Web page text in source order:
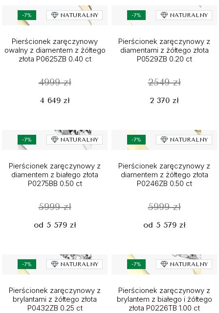
-7% NATURALNY
Pierścionek zaręczynowy
owalny z diamentem z żółtego
złota P0625ZB 0.40 ct
4999 zł
4 649 zł
-7% NATURALNY
Pierścionek zaręczynowy z
diamentami z żółtego złota
P0529ZB 0.20 ct
2549 zł
2 370 zł
-7% NATURALNY
Pierścionek zaręczynowy z
diamentem z białego złota
P0275BB 0.50 ct
5999 zł
od 5 579 zł
-7% NATURALNY
Pierścionek zaręczynowy z
diamentem z żółtego złota
P0246ZB 0.50 ct
5999 zł
od 5 579 zł
-7% NATURALNY
Pierścionek zaręczynowy z
brylantami z żółtego złota
P0432ZB 0.25 ct
-7% NATURALNY
Pierścionek zaręczynowy z
brylantem z białego i żółtego
złota P0226TB 1.00 ct